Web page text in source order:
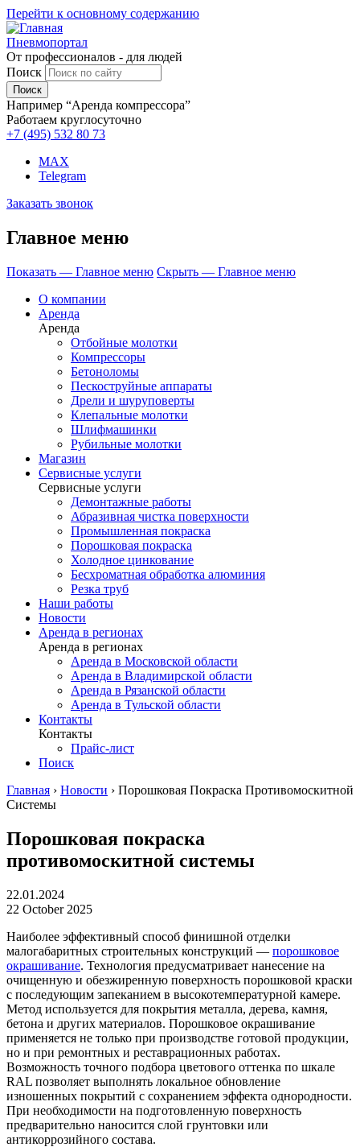
Перейти к основному содержанию
Пневмопортал
От профессионалов - для людей
Поиск
Например “Аренда компрессора”
Работаем круглосуточно
+7 (495) 532 80 73
MAX
Telegram
Заказать звонок
Главное меню
Показать — Главное меню Скрыть — Главное меню
О компании
Аренда
Аренда
Отбойные молотки
Компрессоры
Бетоноломы
Пескоструйные аппараты
Дрели и шуруповерты
Клепальные молотки
Шлифмашинки
Рубильные молотки
Магазин
Сервисные услуги
Сервисные услуги
Демонтажные работы
Абразивная чистка поверхности
Промышленная покраска
Порошковая покраска
Холодное цинкование
Бесхроматная обработка алюминия
Резка труб
Наши работы
Новости
Аренда в регионах
Аренда в регионах
Аренда в Московской области
Аренда в Владимирской области
Аренда в Рязанской области
Аренда в Тульской области
Контакты
Контакты
Прайс-лист
Поиск
Главная › Новости › Порошковая Покраска Противомоскитной
Системы
Порошковая покраска
противомоскитной системы
22.01.2024
22 October 2025
Наиболее эффективный способ финишной отделки
малогабаритных строительных конструкций — порошковое
окрашивание. Технология предусматривает нанесение на
очищенную и обезжиренную поверхность порошковой краски
с последующим запеканием в высокотемпературной камере.
Метод используется для покрытия металла, дерева, камня,
бетона и других материалов. Порошковое окрашивание
применяется не только при производстве готовой продукции,
но и при ремонтных и реставрационных работах.
Возможность точного подбора цветового оттенка по шкале
RAL позволяет выполнять локальное обновление
изношенных покрытий с сохранением эффекта однородности.
При необходимости на подготовленную поверхность
предварительно наносится слой грунтовки или
антикоррозийного состава.